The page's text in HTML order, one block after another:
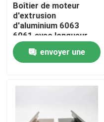
Produits
A propos de nous
Visite d'usine
Contrôle de la qualité
Boîtier de moteur
d'extrusion
d'aluminium 6063
6061 avec longueur
personnalisée et
finition enduite de
poudre
envoyer une